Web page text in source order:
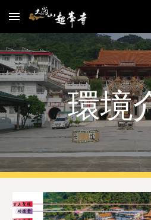
Skip to main content
環境